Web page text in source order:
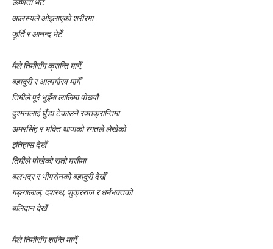
ऊष्णता भेटेँ
आलस्यले ओइलाएको शरीरमा
फूर्ति र आनन्द भेटेँ
मैले तिमीसँग क्रान्ति मागेँ,
बहादुरी र आत्मगौरव मागेँ
तिमीले पूरै भुइँमा लालिमा पोख्यौ
दुश्मनलाई घुँडा टेकाउने रक्तक्रान्तिमा
अमरसिंह र भक्ति थापाको रगतले लेखेको
इतिहास देखेँ
तिमीले पोखेको रातो मसीमा
बलभद्र र भीमसेनको बहादुरी देखेँ
गङ्गालाल, दशरथ, शुक्रराज र धर्मभक्तको
बलिदान देखेँ
मैले तिमीसँग शान्ति मागेँ,